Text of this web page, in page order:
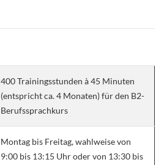
400 Trainingsstunden à 45 Minuten
(entspricht ca. 4 Monaten) für den B2-
Berufssprachkurs
Montag bis Freitag, wahlweise von
9:00 bis 13:15 Uhr oder von 13:30 bis